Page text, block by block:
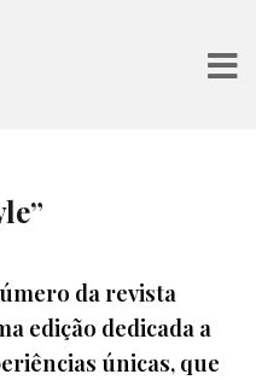
da revista
edição dedicada a
únicas, que